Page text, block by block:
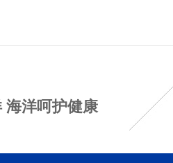
海洋呵护健康